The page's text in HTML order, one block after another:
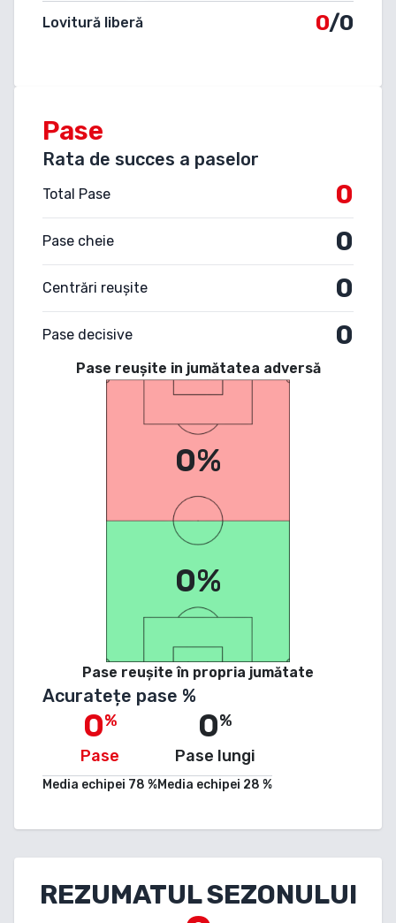
Lovitură liberă 0/0
Pase
Rata de succes a paselor
Total Pase 0
Pase cheie 0
Centrări reușite 0
Pase decisive 0
Pase reușite in jumătatea adversă
0%
0%
Pase reușite în propria jumătate
Acuratețe pase %
0%
Pase
Media echipei 78 %
0%
Pase lungi
Media echipei 28 %
REZUMATUL SEZONULUI